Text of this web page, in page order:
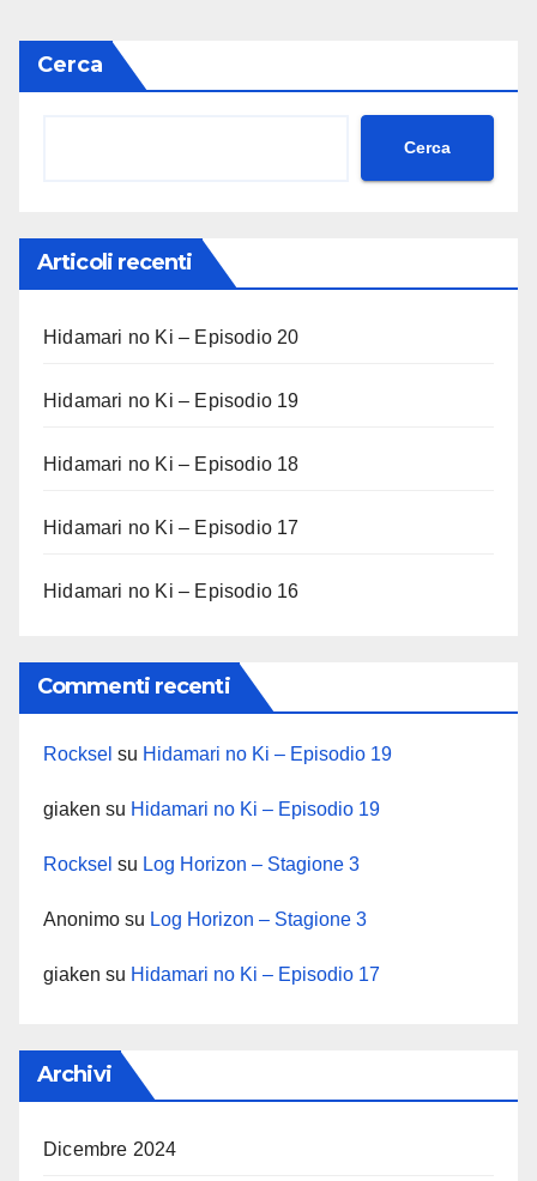
Cerca
Cerca
Articoli recenti
Hidamari no Ki – Episodio 20
Hidamari no Ki – Episodio 19
Hidamari no Ki – Episodio 18
Hidamari no Ki – Episodio 17
Hidamari no Ki – Episodio 16
Commenti recenti
Rocksel su Hidamari no Ki – Episodio 19
giaken su Hidamari no Ki – Episodio 19
Rocksel su Log Horizon – Stagione 3
Anonimo su Log Horizon – Stagione 3
giaken su Hidamari no Ki – Episodio 17
Archivi
Dicembre 2024